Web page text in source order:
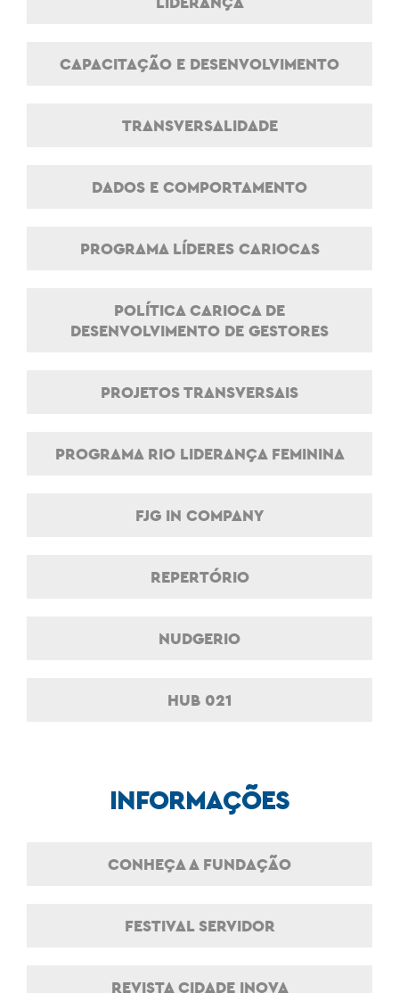
CAPACITAÇÃO E DESENVOLVIMENTO
TRANSVERSALIDADE
DADOS E COMPORTAMENTO
PROGRAMA LÍDERES CARIOCAS
POLÍTICA CARIOCA DE
DESENVOLVIMENTO DE GESTORES
PROJETOS TRANSVERSAIS
PROGRAMA RIO LIDERANÇA FEMININA
FJG IN COMPANY
REPERTÓRIO
NUDGERIO
HUB 021
INFORMAÇÕES
CONHEÇA A FUNDAÇÃO
FESTIVAL SERVIDOR
REVISTA CIDADE INOVA